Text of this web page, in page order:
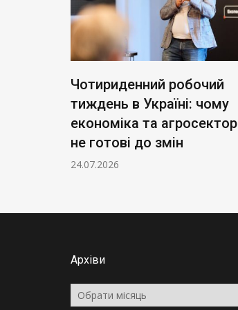
Чотириденний робочий
тиждень в Україні: чому
економіка та агросектор
не готові до змін
24.07.2026
Архіви
Архіви